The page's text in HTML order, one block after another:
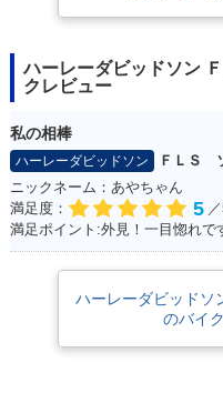
ハーレーダビッドソン
クレビュー
私の相棒
ハーレーダビッドソン
ＦＬＳ
ニックネーム：あやちゃん
満足度：
5
満足ポイント:外見！一目惚れで
ハーレーダビッド
のバイ